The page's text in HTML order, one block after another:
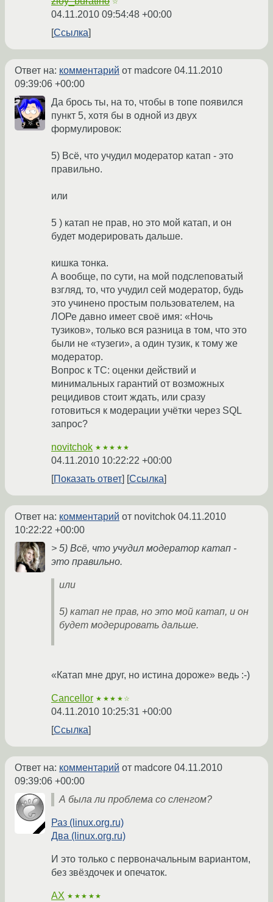
☆
04.11.2010 09:54:48 +00:00
Ссылка
Ответ на: комментарий от madcore 04.11.2010
09:39:06 +00:00
Да брось ты, на то, чтобы в топе появился
пункт 5, хотя бы в одной из двух
формулировок:
5) Всё, что учудил модератор катап - это
правильно.
или
5 ) катап не прав, но это мой катап, и он
будет модерировать дальше.
кишка тонка.
А вообще, по сути, на мой подслеповатый
взгляд, то, что учудил сей модератор, будь
это учинено простым пользователем, на
ЛОРе давно имеет своё имя: «Ночь
тузиков», только вся разница в том, что это
были не «тузеги», а один тузик, к тому же
модератор.
Вопрос к ТС: оценки действий и
минимальных гарантий от возможных
рецидивов стоит ждать, или сразу
готовиться к модерации учётки через SQL
запрос?
novitchok ★★★★★
04.11.2010 10:22:22 +00:00
Показать ответ
Ссылка
Ответ на: комментарий от novitchok 04.11.2010
10:22:22 +00:00
> 5) Всё, что учудил модератор катап -
это правильно.
или
5) катап не прав, но это мой катап, и он
будет модерировать дальше.
«Катап мне друг, но истина дороже» ведь :-)
Cancellor ★★★★☆
04.11.2010 10:25:31 +00:00
Ссылка
Ответ на: комментарий от madcore 04.11.2010
09:39:06 +00:00
А была ли проблема со сленгом?
Раз (linux.org.ru)
Два (linux.org.ru)
И это только с первоначальным вариантом,
без звёздочек и опечаток.
AX ★★★★★